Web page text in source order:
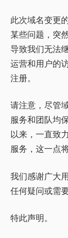
此次域名变更
某些问题，突
导致我们无法
运营和用户的
注册。
请注意，尽管
服务和团队均
以来，一直致
服务，这一点
我们感谢广大
任何疑问或需
特此声明。